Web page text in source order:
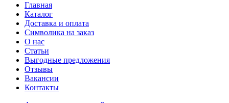
Главная
Каталог
Доставка и оплата
Символика на заказ
О нас
Статьи
Выгодные предложения
Отзывы
Вакансии
Контакты